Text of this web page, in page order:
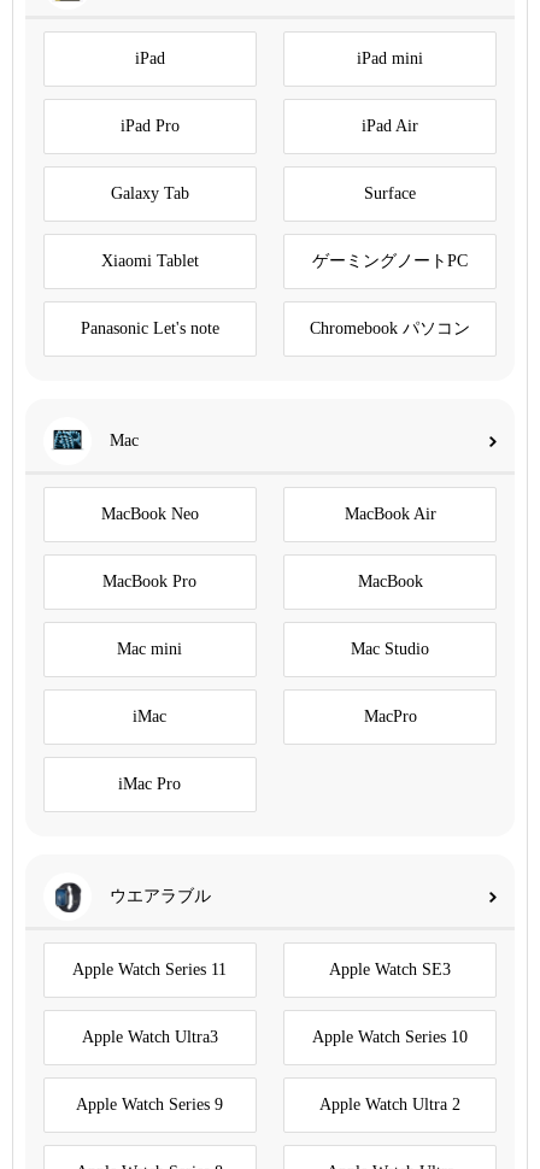
iPad iPad mini
iPad Pro iPad Air
Galaxy Tab Surface
Xiaomi Tablet ゲーミングノートPC
Panasonic Let's note Chromebook パソコン
Mac
MacBook Neo MacBook Air
MacBook Pro MacBook
Mac mini Mac Studio
iMac MacPro
iMac Pro
ウエアラブル
Apple Watch Series 11 Apple Watch SE3
Apple Watch Ultra3 Apple Watch Series 10
Apple Watch Series 9 Apple Watch Ultra 2